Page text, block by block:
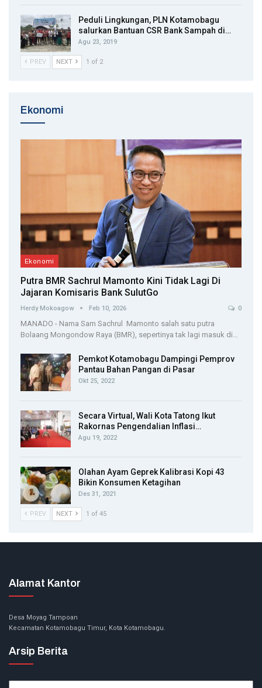
Peduli Lingkungan, PLN Kotamobagu
salurkan Bantuan CSR Bank Sampah di…
Agu 23, 2019
PREV NEXT 1 of 2
Ekonomi
Ekonomi
Putra BMR Sachrul Mamonto Kini Tidak Lagi Di
Jajaran Komisaris Bank SulutGo
Herdy Mokoagow Feb 10, 2026 0
MANADO - Nama Sam Sachrul Mamonto salah satu putra
Bolaang Mongondow Raya (BMR), sepertinya tak lagi masuk di…
Pemkot Kotamobagu Dampingi Pemprov
Pantau Bahan Pangan di Pasar
Okt 25, 2022
Secara Virtual, Wali Kota Tatong Ikut
Rakornas Pengendalian Inflasi…
Agu 19, 2022
Olahan Ayam Geprek Kalibrasi Kopi 43
Bikin Konsumen Ketagihan
Des 31, 2021
PREV NEXT 1 of 45
Alamat Kantor
Desa Moyag Tampoan
Kecamatan Kotamobagu Timur, Kota Kotamobagu.
Arsip Berita